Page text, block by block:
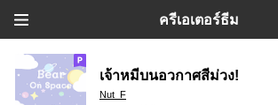
ครีเอเตอร์ธีม
เจ้าหมีบนอวกาศสีม่วง!
Nut_F